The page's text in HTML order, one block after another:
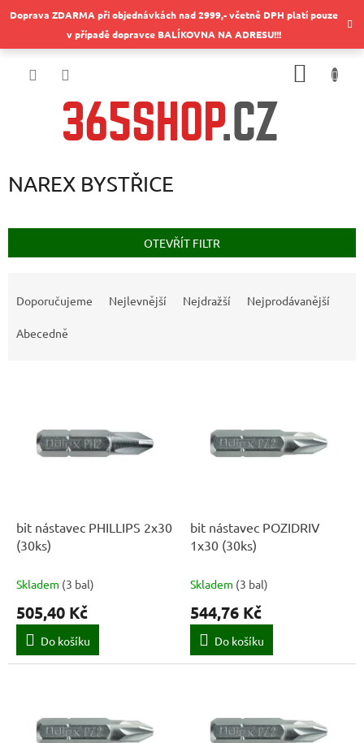
naDoprava ZDARMA při objednávkách nad 2999,- včetně DPH platí pouze
v případě dopravce BALÍKOVNA NA ADRESU!!!
NAREX BYSTŘICE
OTEVŘÍT FILTR
Doporučujeme Nejlevnější Nejdražší Nejprodávanější
Abecedně
bit nástavec PHILLIPS 2x30
(30ks)
Skladem (3 bal)
505,40 Kč
Do košíku
bit nástavec POZIDRIV
1x30 (30ks)
Skladem (3 bal)
544,76 Kč
Do košíku